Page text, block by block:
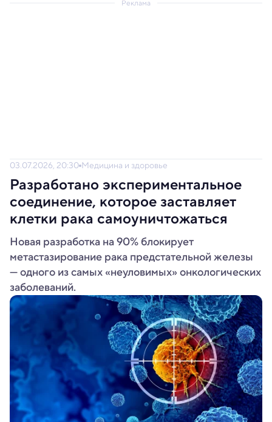
Реклама
03.07.2026, 20:30 Медицина и здоровье
Разработано экспериментальное
соединение, которое заставляет
клетки рака самоуничтожаться
Новая разработка на 90% блокирует
метастазирование рака предстательной железы
— одного из самых «неуловимых» онкологических
заболеваний.